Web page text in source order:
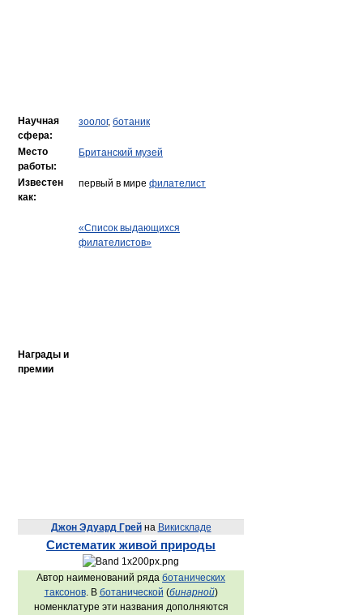
Научная
сфера:
зоолог, ботаник
Место
работы:
Британский музей
Известен
как:
первый в мире филателист
Награды и
премии
«Список выдающихся
филателистов»
Джон Эдуард Грейна Викискладе
Систематик живой природы
Автор наименований ряда ботанических
таксонов. В ботанической (бинарной)
номенклатуре эти названия дополняются